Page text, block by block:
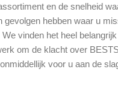
en de snelheid
hebben waar u
vinden het heel
om de klacht over
voor u aan de